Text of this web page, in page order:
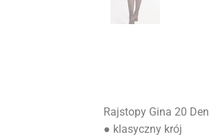
Rajstopy Gina 20 Den
● klasyczny krój